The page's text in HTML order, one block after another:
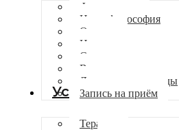
Фотогалерея
Наша философия
Отзывы
Новости
Статьи
Вакансии
Лицензии и награды
Запись на приём
Услуги
Терапия